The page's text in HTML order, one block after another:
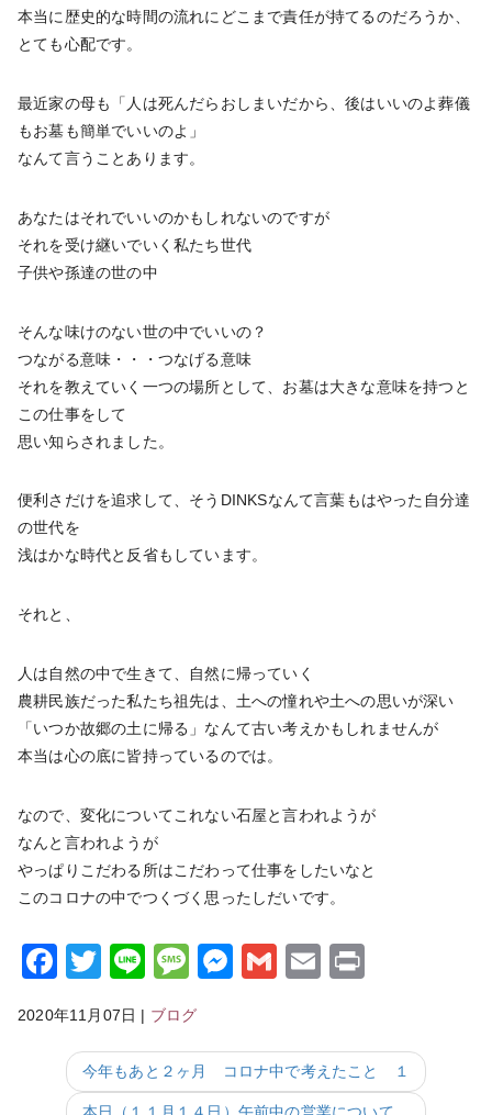
本当に歴史的な時間の流れにどこまで責任が持てるのだろうか、
とても心配です。
最近家の母も「人は死んだらおしまいだから、後はいいのよ葬儀
もお墓も簡単でいいのよ」
なんて言うことあります。
あなたはそれでいいのかもしれないのですが
それを受け継いでいく私たち世代
子供や孫達の世の中
そんな味けのない世の中でいいの？
つながる意味・・・つなげる意味
それを教えていく一つの場所として、お墓は大きな意味を持つと
この仕事をして
思い知らされました。
便利さだけを追求して、そうDINKSなんて言葉もはやった自分達
の世代を
浅はかな時代と反省もしています。
それと、
人は自然の中で生きて、自然に帰っていく
農耕民族だった私たち祖先は、土への憧れや土への思いが深い
「いつか故郷の土に帰る」なんて古い考えかもしれませんが
本当は心の底に皆持っているのでは。
なので、変化についてこれない石屋と言われようが
なんと言われようが
やっぱりこだわる所はこだわって仕事をしたいなと
このコロナの中でつくづく思ったしだいです。
Facebook
Twitter
LineMessage
Messenger
GmailEmail
2020年11月07日 | ブログ
今年もあと２ヶ月 コロナ中で考えたこと １
本日（１１月１４日）午前中の営業について。